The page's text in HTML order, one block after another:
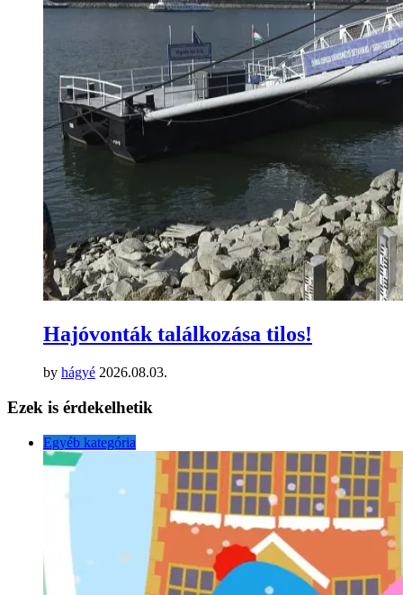
Hajóvonták találkozása tilos!
by hágyé 2026.08.03.
Ezek is érdekelhetik
Egyéb kategória